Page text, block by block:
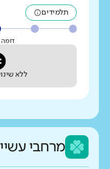
תלמידים
דומה
ללא
מרחבי